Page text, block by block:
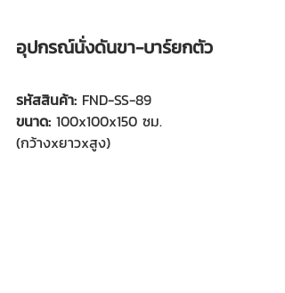
อุปกรณ์นั่งดันขา-บาร์ยกตัว
รหัสสินค้า: FND-SS-89
ขนาด: 100x100x150 ซม.
(กว้างxยาวxสูง)